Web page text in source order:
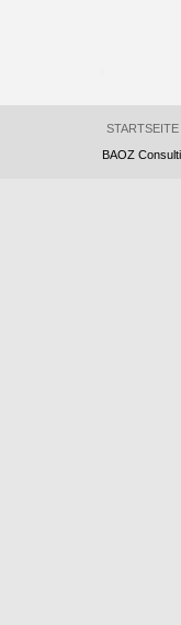
STARTSEITE
BAOZ